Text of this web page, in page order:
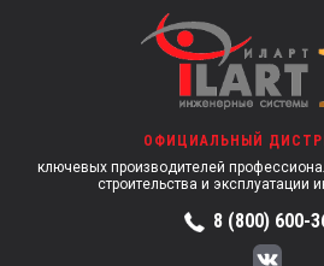
ОФИЦИАЛЬНЫЙ
ключевых производителей
строительства и эксплуатации
8 (800) 600-